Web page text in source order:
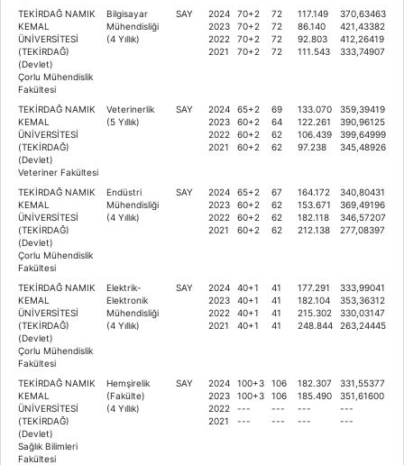
TEKİRDAĞ NAMIK
KEMAL
ÜNİVERSİTESİ
(TEKİRDAĞ)
(Devlet)
Çorlu Mühendislik
Fakültesi
Bilgisayar
Mühendisliği
(4 Yıllık)
SAY
2024
2023
2022
2021
70+2
70+2
70+2
70+2
72
72
72
72
117.149
86.140
92.803
111.543
370,63463
421,43382
412,26419
333,74907
TEKİRDAĞ NAMIK
KEMAL
ÜNİVERSİTESİ
(TEKİRDAĞ)
(Devlet)
Veteriner Fakültesi
Veterinerlik
(5 Yıllık)
SAY
2024
2023
2022
2021
65+2
60+2
60+2
60+2
69
64
62
62
133.070
122.261
106.439
97.238
359,39419
390,96125
399,64999
345,48926
TEKİRDAĞ NAMIK
KEMAL
ÜNİVERSİTESİ
(TEKİRDAĞ)
(Devlet)
Çorlu Mühendislik
Fakültesi
Endüstri
Mühendisliği
(4 Yıllık)
SAY
2024
2023
2022
2021
65+2
60+2
60+2
60+2
67
62
62
62
164.172
153.671
182.118
212.138
340,80431
369,49196
346,57207
277,08397
TEKİRDAĞ NAMIK
KEMAL
ÜNİVERSİTESİ
(TEKİRDAĞ)
(Devlet)
Çorlu Mühendislik
Fakültesi
Elektrik-
Elektronik
Mühendisliği
(4 Yıllık)
SAY
2024
2023
2022
2021
40+1
40+1
40+1
40+1
41
41
41
41
177.291
182.104
215.302
248.844
333,99041
353,36312
330,03147
263,24445
TEKİRDAĞ NAMIK
KEMAL
ÜNİVERSİTESİ
(TEKİRDAĞ)
(Devlet)
Sağlık Bilimleri
Fakültesi
Hemşirelik
(Fakülte)
(4 Yıllık)
SAY
2024
2023
2022
2021
100+3
100+3
---
---
106
106
---
---
182.307
185.490
---
---
331,55377
351,61600
---
---